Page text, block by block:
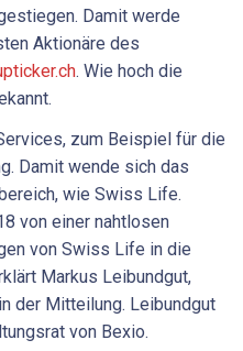
Damit werde
Aktionäre des
. Wie hoch die
zum Beispiel für die
Damit wende sich das
wie Swiss Life.
von einer nahtlosen
von Swiss Life in die
Markus Leibundgut,
der Mitteilung. Leibundgut
von Bexio.